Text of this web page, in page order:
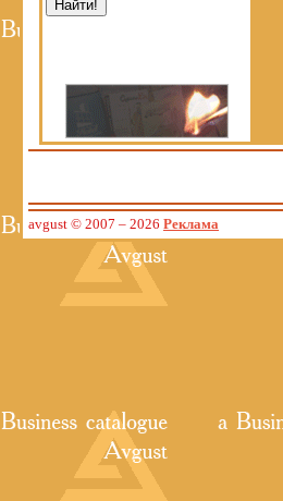
avgust © 2007 – 2026 Реклама